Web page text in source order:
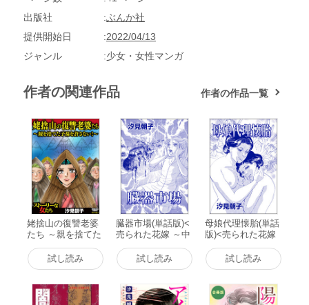
出版社
ぶんか社
提供開始日
2022/04/13
ジャンル
少女・女性マンガ
作者の関連作品 作者の作品一覧
姥捨山の復讐老婆
たち ～親を捨てた
子孫を許さない!～
電子書籍版
試し読み
臓器市場(単話版)<
売られた花嫁 ～中
国闇の人身売買～
> 電子書籍版
試し読み
母娘代理懐胎(単話
版)<売られた花嫁
～中国闇の人身売
買～> 電子書籍版
試し読み